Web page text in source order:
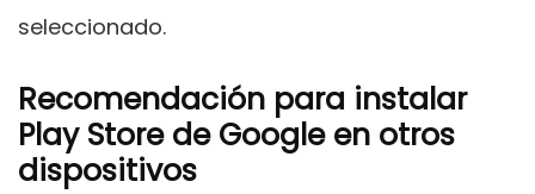
seleccionado.
Recomendación para instalar
Play Store de Google en otros
dispositivos